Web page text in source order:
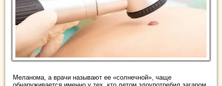
Меланома, а врачи называют ее «солнечной», чаще